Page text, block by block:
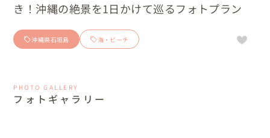
き！沖縄の絶景を1日かけて巡るフォトプラン
沖縄県石垣島 海・ビーチ
PHOTO GALLERY
フォトギャラリー